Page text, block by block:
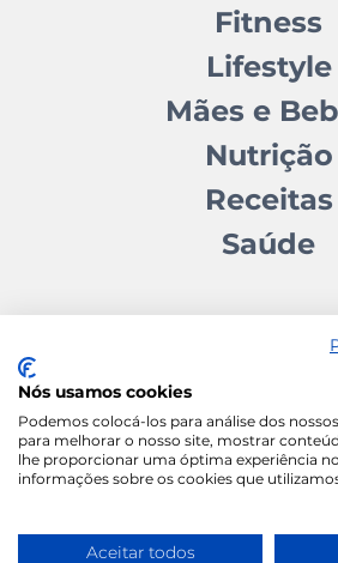
Fitness
Lifestyle
Mães e
Nutrição
Receitas
Saúde
Contactos Quem somos Autores
Ficha Técnica
Política de
Nós usamos cookies
Podemos colocá-los para análise dos
para melhorar o nosso site, mostrar
lhe proporcionar uma óptima experiência
informações sobre os cookies que
Aceitar todos